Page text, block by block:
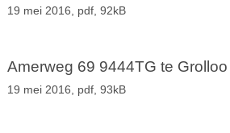
19 mei 2016, pdf, 92kB
Amerweg 69 9444TG te Grolloo
19 mei 2016, pdf, 93kB